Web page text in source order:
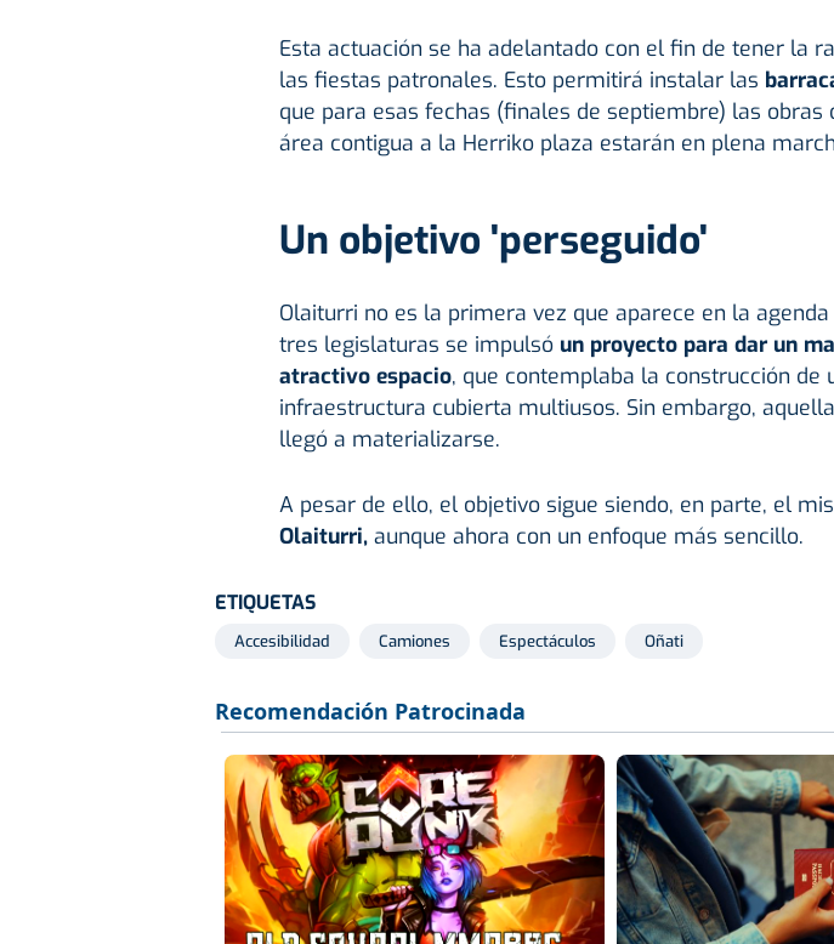
Esta actuación se ha adelantado con el fin de tener la
las fiestas patronales. Esto permitirá instalar las
que para esas fechas (finales de septiembre) las
área contigua a la Herriko plaza estarán en plena
Un objetivo 'perseguido'
Olaiturri no es la primera vez que aparece en la
tres legislaturas se impulsó un proyecto para dar un
atractivo espacio, que contemplaba la construcción de
infraestructura cubierta multiusos. Sin embargo,
llegó a materializarse.
A pesar de ello, el objetivo sigue siendo, en parte, el
Olaiturri,aunque ahora con un enfoque más sencillo.
ETIQUETAS
Accesibilidad Camiones Espectáculos Oñati